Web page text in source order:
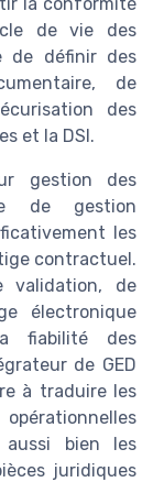
de vie des
de définir des
de
des
et la DSI.
gestion des
de gestion
les
contractuel.
validation, de
électronique
fiabilité des
de GED
à traduire les
bien les
juridiques